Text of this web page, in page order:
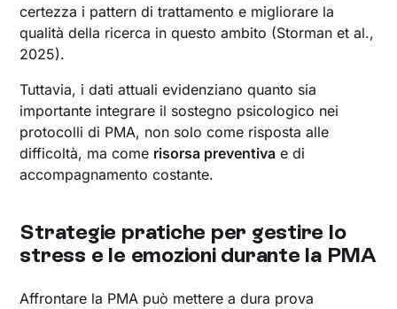
certezza i pattern di trattamento e migliorare la
qualità della ricerca in questo ambito (Storman et al.,
2025).
Tuttavia, i dati attuali evidenziano quanto sia
importante integrare il sostegno psicologico nei
protocolli di PMA, non solo come risposta alle
difficoltà, ma come risorsa preventiva e di
accompagnamento costante.
Strategie pratiche per gestire lo
stress e le emozioni durante la PMA
Affrontare la PMA può mettere a dura prova